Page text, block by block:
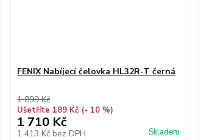
FENIX Nabíjecí čelovka HL32R-T černá
1 899 Kč
Ušetříte 189 Kč (- 10 %)
1 710 Kč
1 413 Kč bez DPH Skladem